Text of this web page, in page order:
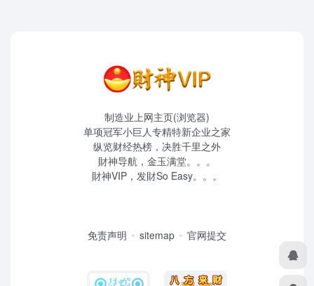
制造业上网主页(浏览器)
单项冠军小巨人专精特新企业之家
纵览财经热榜，决胜千里之外
財神导航，金玉满堂。。。
財神VIP，发財So Easy。。。
免责声明 sitemap 官网提交